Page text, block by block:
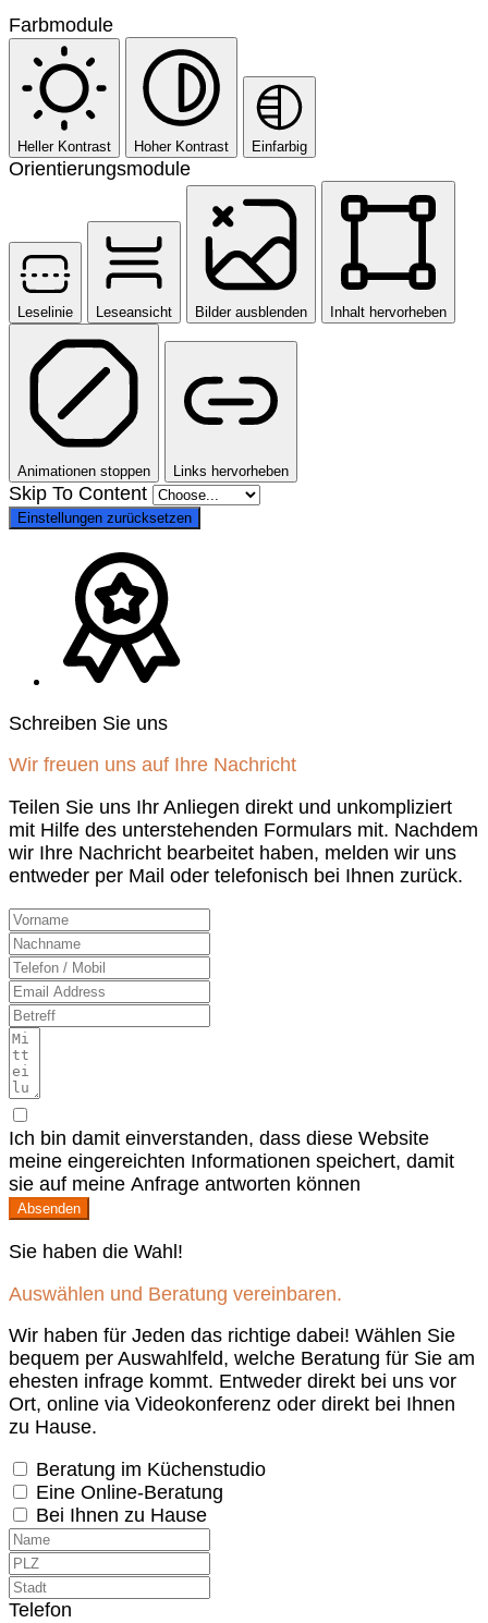
Farbmodule
Heller Kontrast Hoher Kontrast Einfarbig
Orientierungsmodule
Leselinie Leseansicht Bilder ausblenden Inhalt hervorheben
Animationen stoppen Links hervorheben
Skip To Content
Einstellungen zurücksetzen
Schreiben Sie uns
Wir freuen uns auf Ihre Nachricht
Teilen Sie uns Ihr Anliegen direkt und unkompliziert
mit Hilfe des unterstehenden Formulars mit. Nachdem
wir Ihre Nachricht bearbeitet haben, melden wir uns
entweder per Mail oder telefonisch bei Ihnen zurück.
Ich bin damit einverstanden, dass diese Website
meine eingereichten Informationen speichert, damit
sie auf meine Anfrage antworten können
Absenden
Sie haben die Wahl!
Auswählen und Beratung vereinbaren.
Wir haben für Jeden das richtige dabei! Wählen Sie
bequem per Auswahlfeld, welche Beratung für Sie am
ehesten infrage kommt. Entweder direkt bei uns vor
Ort, online via Videokonferenz oder direkt bei Ihnen
zu Hause.
Beratung im Küchenstudio
Eine Online-Beratung
Bei Ihnen zu Hause
Telefon